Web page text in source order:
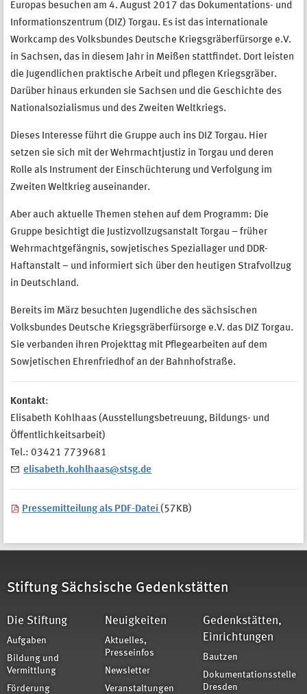
Europas besuchen am 4. August 2017 das Dokumentations- und
Informationszentrum (DIZ) Torgau. Es ist das internationale
Workcamp des Volksbundes Deutsche Kriegsgräberfürsorge e.V.
in Sachsen, das in diesem Jahr in Meißen stattfindet. Dort leisten
die Jugendlichen praktische Arbeit und pflegen Kriegsgräber.
Darüber hinaus erkunden sie Sachsen und die Geschichte des
Nationalsozialismus und des Zweiten Weltkriegs.
Dieses Interesse führt die Gruppe auch ins DIZ Torgau. Hier
setzen sie sich mit der Wehrmachtjustiz in Torgau und deren
Rolle als Instrument der Einschüchterung und Verfolgung im
Zweiten Weltkrieg auseinander.
Aber auch aktuelle Themen stehen auf dem Programm: Die
Gruppe besichtigt die Justizvollzugsanstalt Torgau – früher
Wehrmachtgefängnis, sowjetisches Speziallager und DDR-
Haftanstalt – und informiert sich über den heutigen Strafvollzug
in Deutschland.
Bereits im März besuchten Jugendliche des sächsischen
Volksbundes Deutsche Kriegsgräberfürsorge e.V. das DIZ Torgau.
Sie verbanden ihren Projekttag mit Pflegearbeiten auf dem
Sowjetischen Ehrenfriedhof an der Bahnhofstraße.
Kontakt:
Elisabeth Kohlhaas (Ausstellungsbetreuung, Bildungs- und
Öffentlichkeitsarbeit)
Tel.: 03421 7739681
elisabeth.kohlhaas@stsg.de
Pressemitteilung als PDF-Datei (57KB)
Stiftung Sächsische Gedenkstätten
Die Stiftung
Aufgaben
Bildung und
Vermittlung
Förderung
Neuigkeiten
Aktuelles,
Presseinfos
Newsletter
Veranstaltungen
Gedenkstätten,
Einrichtungen
Bautzen
Dokumentationsstelle
Dresden